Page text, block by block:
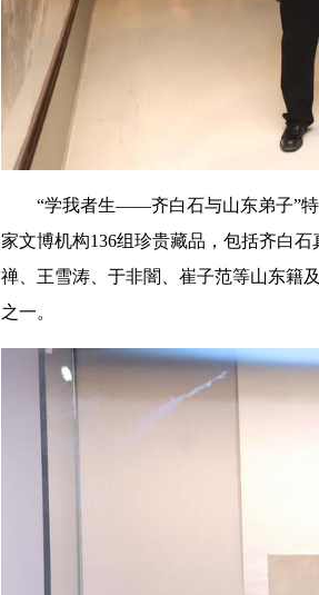
“学我者生——齐白石与山东弟子”特
家文博机构136组珍贵藏品，包括齐白
禅、王雪涛、于非闇、崔子范等山东籍
之一。